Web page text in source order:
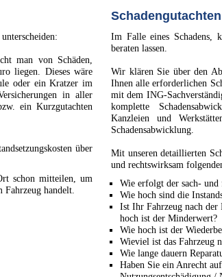
man von Schäden,
liegen. Dieses wäre
oder ein Kratzer im
in aller
ein Kurzgutachten
über
schon mitteilen, um
Fahrzeug handelt.
Im Falle eines Schadens,
beraten lassen.
Wir klären Sie über den
Ihnen alle erforderlichen
mit dem ING-
komplette
Kanzleien und
Schadensabwicklung.
Mit unseren detaillierten
und rechtswirksam
Wie erfolgt der sach- und
Wie hoch sind die
Ist Ihr Fahrzeug nach der
hoch ist der Minderwert?
Wie hoch ist der
Wieviel ist das Fahrzeug
Wie lange dauern
Haben Sie ein Anrecht